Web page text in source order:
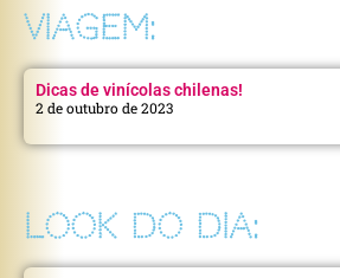
VIAGEM:
Dicas de vinícolas chilenas!
2 de outubro de 2023
LOOK DO DIA: